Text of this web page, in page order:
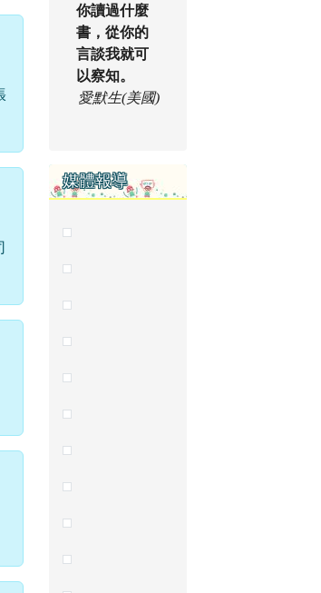
你讀過什麼
書，從你的
言談我就可
以察知。
愛默生(美國)
媒體報導